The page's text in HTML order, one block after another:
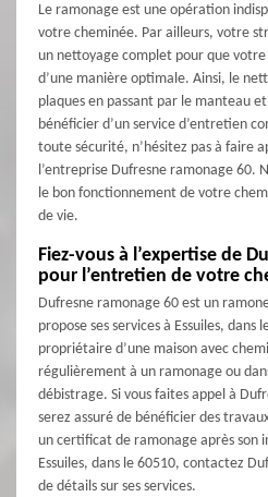
Le ramonage est une opération
votre cheminée. Par ailleurs, votre
un nettoyage complet pour que
d’une manière optimale. Ainsi, le
plaques en passant par le manteau
bénéficier d’un service d’entretien
toute sécurité, n’hésitez pas à faire
l’entreprise Dufresne ramonage 60.
le bon fonctionnement de votre
de vie.
Fiez-vous à l’expertise de
pour l’entretien de votre
Dufresne ramonage 60 est un
propose ses services à Essuiles, dans
propriétaire d’une maison avec
régulièrement à un ramonage ou
débistrage. Si vous faites appel à
serez assuré de bénéficier des
un certificat de ramonage après son
Essuiles, dans le 60510, contactez
de détails sur ses services.